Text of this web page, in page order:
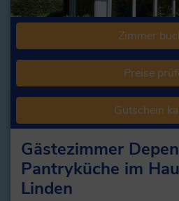
Zimmer
Preise
Gutschein
Gästezimmer
Pantryküche im
Linden